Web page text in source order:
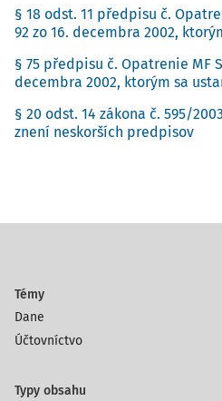
§ 18 odst. 11 předpisu č.
92 zo 16. decembra 2002,
§ 75 předpisu č. Opatrenie MF
decembra 2002, ktorým sa
§ 20 odst. 14 zákona č. 595/
znení neskorších predpisov
Témy
Dane
Účtovníctvo
Typy obsahu